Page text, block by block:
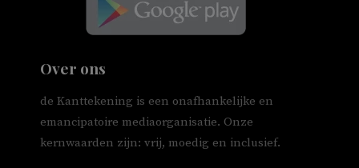
Over ons
de Kanttekening is een onafhankelijke en
emancipatoire mediaorganisatie. Onze
kernwaarden zijn: vrij, moedig en inclusief.